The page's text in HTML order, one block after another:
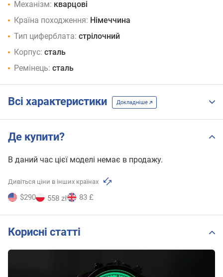
Механізм: кварцові
Країна походження: Німеччина
Тип циферблата: стрілочний
Корпус: сталь
Ремінець: сталь
Всі характеристики Докладніше
Де купити?
В даний час цієї моделі немає в продажу.
Дивіться ціни в інших країнах
$290 558 zł 83 £
Корисні статті